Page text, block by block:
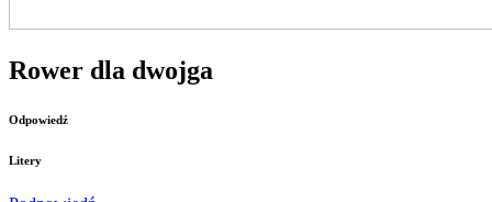
Rower dla dwojga
Odpowiedź
Litery